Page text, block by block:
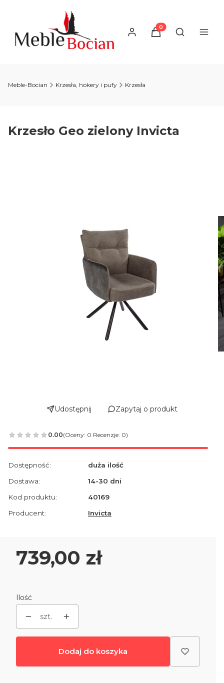
Produkty w
Otwórz
Meble-Bocian Krzesła, hokery i pufy Krzesła
Krzesło Geo zielony Invicta
Udostępnij Zapytaj o produkt
0.00(Oceny: 0 Recenzje: 0)
Dostępność:
duża ilość
Dostawa:
14-30 dni
Kod produktu:
40169
Producent:
Invicta
Cena
739,00 zł
Ilość
szt.
Dodaj do koszyka